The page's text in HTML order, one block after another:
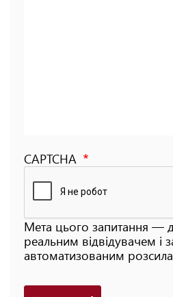
CAPTCHA
Мета цього запитання —
реальним відвідувачем і
автоматизованим